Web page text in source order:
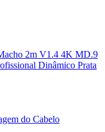
2m V1.4 4K MD.9
Dinâmico Prata
do Cabelo